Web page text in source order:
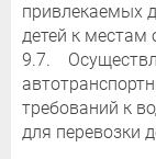
привлекаемых
детей к местам
9.7.
требований к
для перевозки